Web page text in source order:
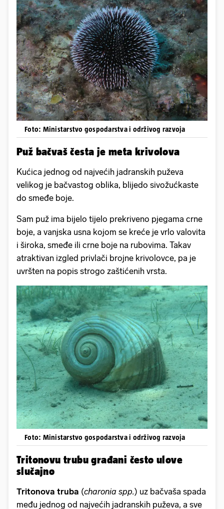
Foto: Ministarstvo gospodarstva i održivog razvoja
Puž bačvaš česta je meta krivolova
Kućica jednog od najvećih jadranskih puževa
velikog je bačvastog oblika, blijedo sivožućkaste
do smeđe boje.
Sam puž ima bijelo tijelo prekriveno pjegama crne
boje, a vanjska usna kojom se kreće je vrlo valovita
i široka, smeđe ili crne boje na rubovima. Takav
atraktivan izgled privlači brojne krivolovce, pa je
uvršten na popis strogo zaštićenih vrsta.
Foto: Ministarstvo gospodarstva i održivog razvoja
Tritonovu trubu građani često ulove
slučajno
Tritonova truba (charonia spp.) uz bačvaša spada
među jednog od najvećih jadranskih puževa, a sve